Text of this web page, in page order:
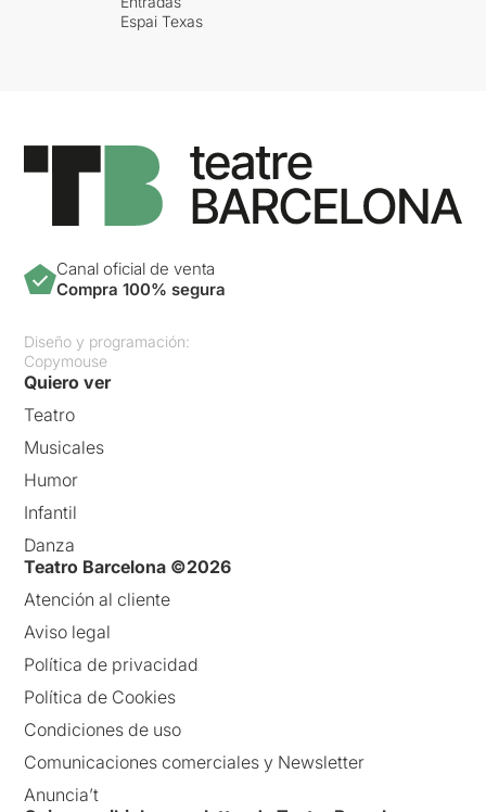
Espai Texas
Canal oficial de venta
Compra 100% segura
Diseño y programación:
Copymouse
Quiero ver
Teatro
Musicales
Humor
Infantil
Danza
Teatro Barcelona ©2026
Atención al cliente
Aviso legal
Política de privacidad
Política de Cookies
Condiciones de uso
Comunicaciones comerciales y Newsletter
Anuncia’t